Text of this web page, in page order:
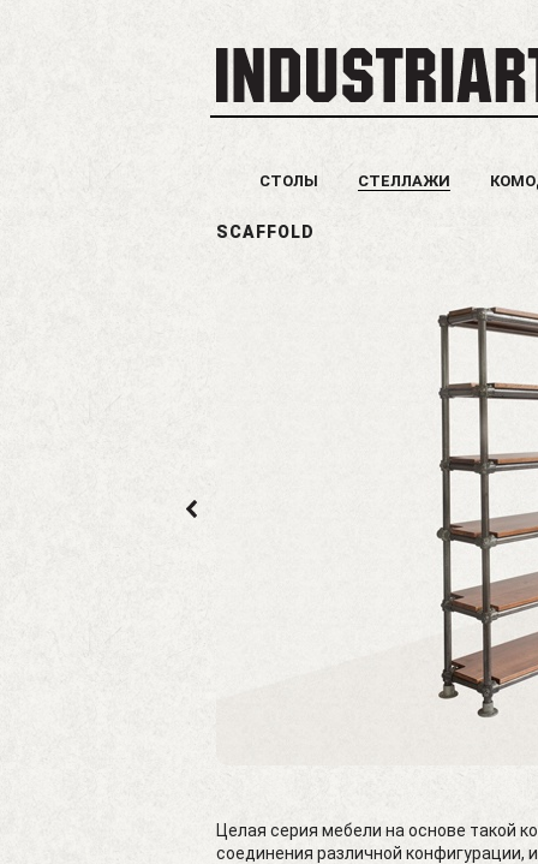
СТОЛЫ СТЕЛЛАЖИ
SCAFFOLD
Целая серия мебели на основе такой
соединения различной